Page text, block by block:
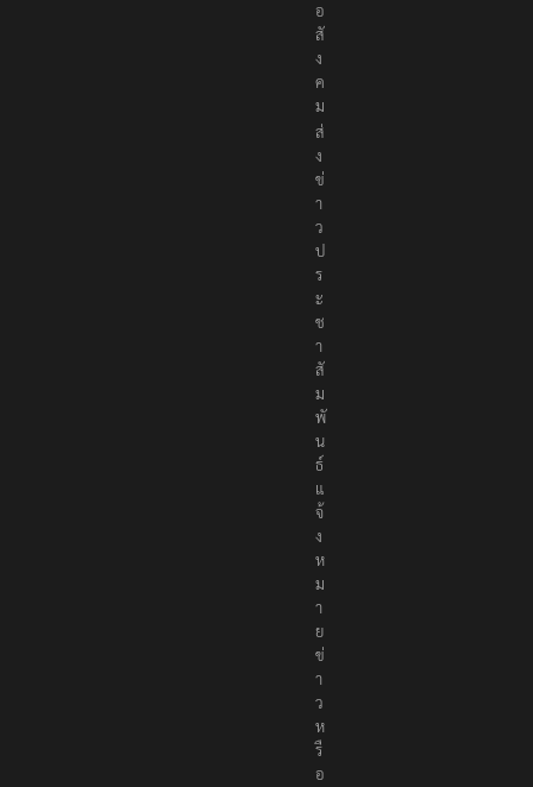
ค
ม
ส่
ง
ข่
า
ว
ป
ร
ะ
ช
า
สั
ม
พั
น
ธ์
แ
จ้
ง
ห
ม
า
ย
ข่
า
ว
ห
รื
อ
ติ
ด
ต่